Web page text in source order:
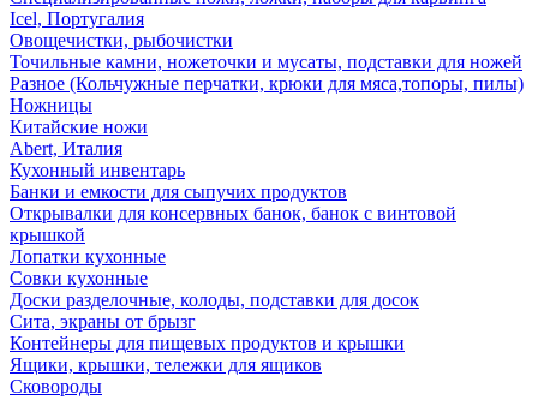
Icel, Португалия
Овощечистки, рыбочистки
Точильные камни, ножеточки и мусаты, подставки для ножей
Разное (Кольчужные перчатки, крюки для мяса,топоры, пилы)
Ножницы
Китайские ножи
Abert, Италия
Кухонный инвентарь
Банки и емкости для сыпучих продуктов
Открывалки для консервных банок, банок с винтовой
крышкой
Лопатки кухонные
Совки кухонные
Доски разделочные, колоды, подставки для досок
Сита, экраны от брызг
Контейнеры для пищевых продуктов и крышки
Ящики, крышки, тележки для ящиков
Сковороды